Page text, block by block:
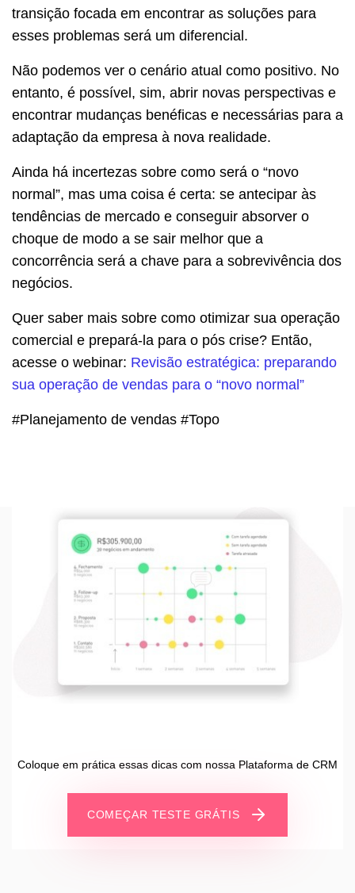
transição focada em encontrar as soluções para
esses problemas será um diferencial.
Não podemos ver o cenário atual como positivo. No
entanto, é possível, sim, abrir novas perspectivas e
encontrar mudanças benéficas e necessárias para a
adaptação da empresa à nova realidade.
Ainda há incertezas sobre como será o “novo
normal”, mas uma coisa é certa: se antecipar às
tendências de mercado e conseguir absorver o
choque de modo a se sair melhor que a
concorrência será a chave para a sobrevivência dos
negócios.
Quer saber mais sobre como otimizar sua operação
comercial e prepará-la para o pós crise? Então,
acesse o webinar: Revisão estratégica: preparando
sua operação de vendas para o “novo normal”
#Planejamento de vendas #Topo
Coloque em prática essas dicas com nossa Plataforma de CRM
COMEÇAR TESTE GRÁTIS